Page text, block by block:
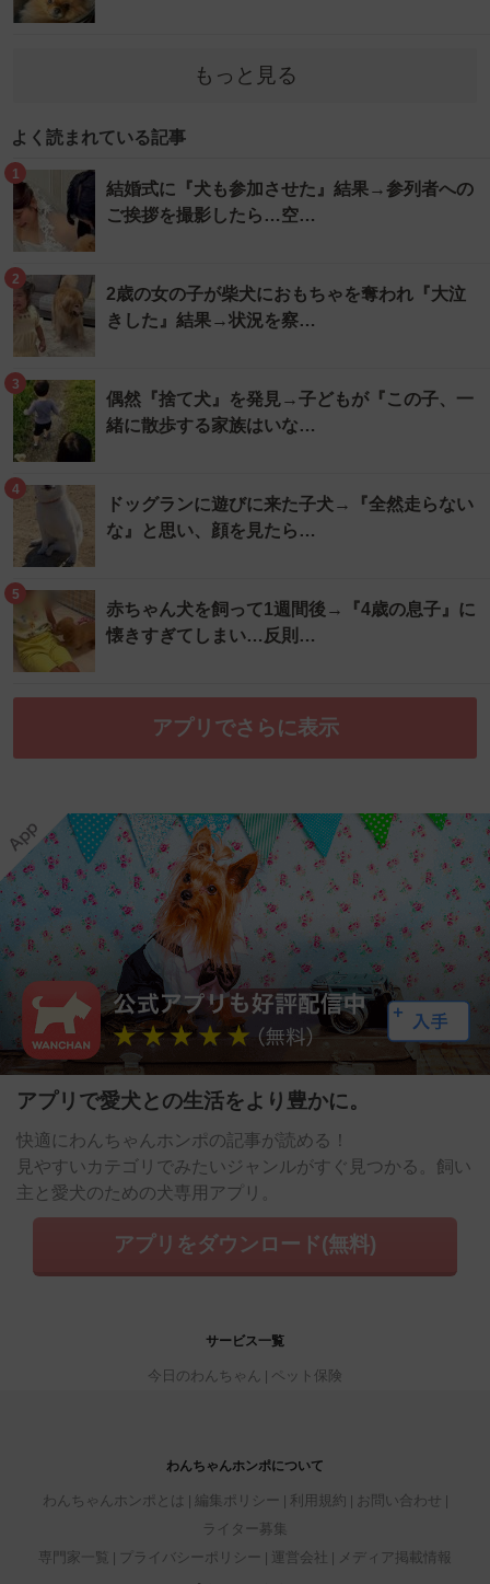
もっと見る
よく読まれている記事
1
結婚式に『犬も参加させた』結果→参列者への
ご挨拶を撮影したら…空…
2
2歳の女の子が柴犬におもちゃを奪われ『大泣
きした』結果→状況を察…
3
偶然『捨て犬』を発見→子どもが『この子、一
緒に散歩する家族はいな…
4
ドッグランに遊びに来た子犬→『全然走らない
な』と思い、顔を見たら…
5
赤ちゃん犬を飼って1週間後→『4歳の息子』に
懐きすぎてしまい…反則…
アプリでさらに表示
アプリで愛犬との生活をより豊かに。
快適にわんちゃんホンポの記事が読める！
見やすいカテゴリでみたいジャンルがすぐ見つかる。飼い
主と愛犬のための犬専用アプリ。
アプリをダウンロード(無料)
サービス一覧
今日のわんちゃん ペット保険
わんちゃんホンポについて
わんちゃんホンポとは 編集ポリシー 利用規約
お問い合わせ
ライター募集
専門家一覧
プライバシーポリシー 運営会社 メディア掲載情報